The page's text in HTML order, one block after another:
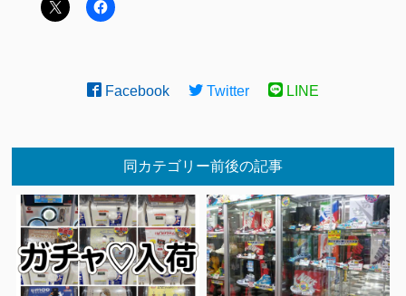
Facebook Twitter LINE
同カテゴリー前後の記事